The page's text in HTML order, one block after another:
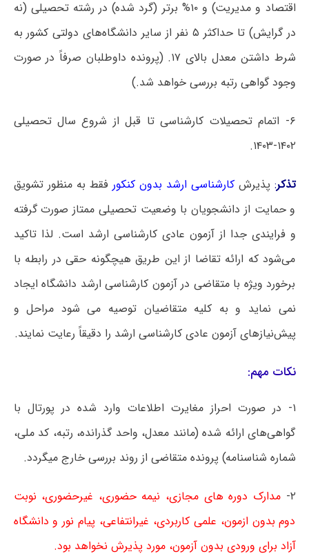
اقتصاد و مدیریت) و ۱۰% برتر (گرد شده) در رشته تحصیلی (نه
در گرایش) تا حداکثر ۵ نفر از سایر دانشگاه‌های دولتی کشور به
شرط داشتن معدل بالای ۱۷. (پرونده داوطلبان صرفاً در صورت
وجود گواهی رتبه بررسی خواهد شد.)
۶- اتمام تحصیلات کارشناسی تا قبل از شروع سال تحصیلی
۱۴۰۲-۱۴۰۳.
تذکر: پذیرشکارشناسی ارشد بدون کنکور فقط به منظور تشویق
و حمایت از دانشجویان با وضعیت تحصیلی ممتاز صورت گرفته
و فرایندی جدا از آزمون عادی کارشناسی ارشد است. لذا تاکید
می‌شود که ارائه تقاضا از این طریق هیچگونه حقی در رابطه با
برخورد ویژه با متقاضی در آزمون کارشناسی ارشد دانشگاه ایجاد
نمی نماید و به کلیه متقاضیان توصیه می شود مراحل و
پیش‌نیازهای آزمون عادی کارشناسی ارشد را دقیقاً رعایت نمایند.
نکات مهم:
۱- در صورت احراز مغایرت اطلاعات وارد شده در پورتال با
گواهی‌های ارائه شده (مانند معدل، واحد گذرانده، رتبه، کد ملی،
شماره شناسنامه) پرونده متقاضی از روند بررسی خارج میگردد.
۲- مدارک دوره های مجازی، نیمه حضوری، غیرحضوری، نوبت
دوم بدون ازمون، علمی کاربردی، غیرانتفاعی، پیام نور و دانشگاه
آزاد برای ورودی بدون آزمون، مورد پذیرش نخواهد بود.